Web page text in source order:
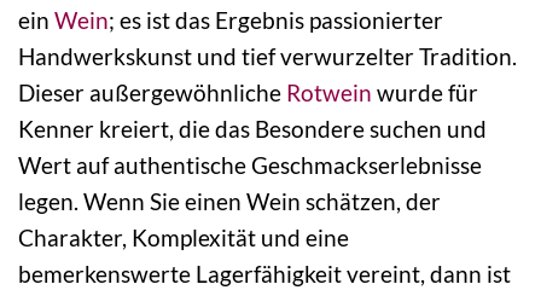
ein Wein; es ist das Ergebnis passionierter
Handwerkskunst und tief verwurzelter Tradition.
Dieser außergewöhnliche Rotwein wurde für
Kenner kreiert, die das Besondere suchen und
Wert auf authentische Geschmackserlebnisse
legen. Wenn Sie einen Wein schätzen, der
Charakter, Komplexität und eine
bemerkenswerte Lagerfähigkeit vereint, dann ist